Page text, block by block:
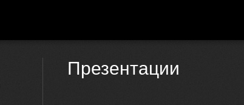
Презентации